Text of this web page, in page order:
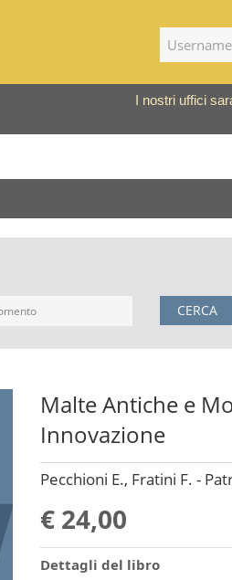
I nostri uffici
CERCA
Malte Antiche e
Innovazione
Pecchioni E., Fratini F. -
€ 24,00
Dettagli del libro